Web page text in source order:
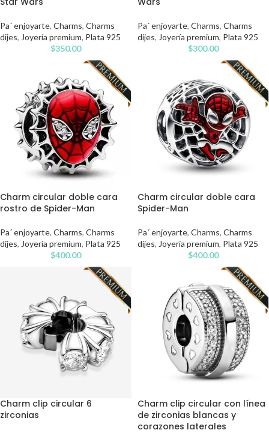
Pa´ enjoyarte, Charms, Charms
dijes, Joyería premium, Plata 925
$350.00
Pa´ enjoyarte, Charms, Charms
dijes, Joyería premium, Plata 925
$300.00
Charm circular doble cara
rostro de Spider-Man
Pa´ enjoyarte, Charms, Charms
dijes, Joyería premium, Plata 925
$400.00
Charm circular doble cara
Spider-Man
Pa´ enjoyarte, Charms, Charms
dijes, Joyería premium, Plata 925
$400.00
Charm clip circular 6
zirconias
Charm clip circular con línea
de zirconias blancas y
corazones laterales